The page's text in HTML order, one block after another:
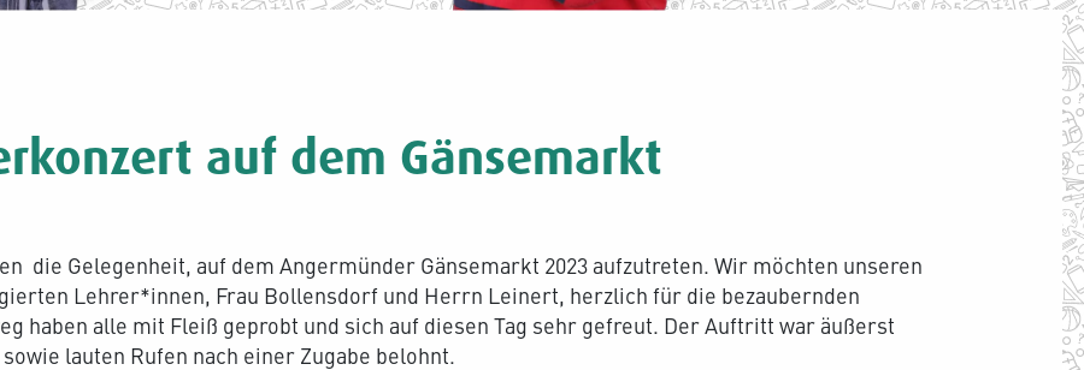
auf dem Gänsemarkt
die Gelegenheit, auf dem Angermünder Gänsemarkt 2023 aufzutreten. Wir möchten unseren
Lehrer*innen, Frau Bollensdorf und Herrn Leinert, herzlich für die bezaubernden
haben alle mit Fleiß geprobt und sich auf diesen Tag sehr gefreut. Der Auftritt war äußerst
lauten Rufen nach einer Zugabe belohnt.